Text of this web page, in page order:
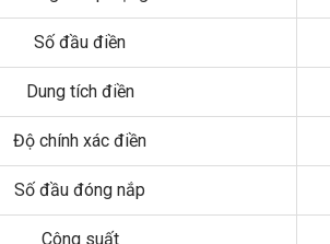
Số đầu điền
Dung tích điền
Độ chính xác điền
Số đầu đóng nắp
Công suất